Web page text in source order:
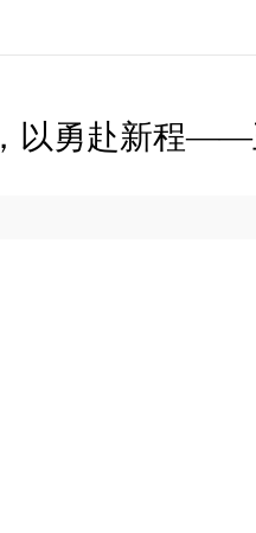
以勇赴新程